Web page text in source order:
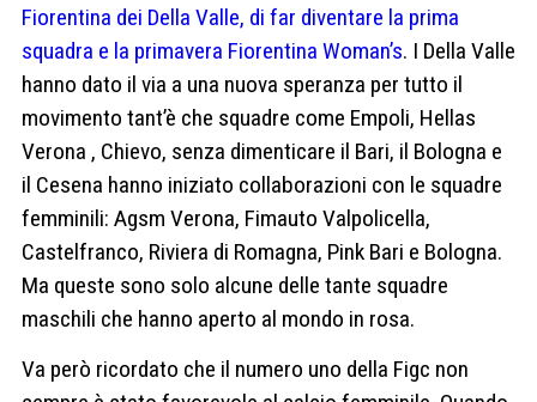
Fiorentina dei Della Valle, di far diventare la prima
squadra e la primavera Fiorentina Woman’s. I Della Valle
hanno dato il via a una nuova speranza per tutto il
movimento tant’è che squadre come Empoli, Hellas
Verona , Chievo, senza dimenticare il Bari, il Bologna e
il Cesena hanno iniziato collaborazioni con le squadre
femminili: Agsm Verona, Fimauto Valpolicella,
Castelfranco, Riviera di Romagna, Pink Bari e Bologna.
Ma queste sono solo alcune delle tante squadre
maschili che hanno aperto al mondo in rosa.
Va però ricordato che il numero uno della Figc non